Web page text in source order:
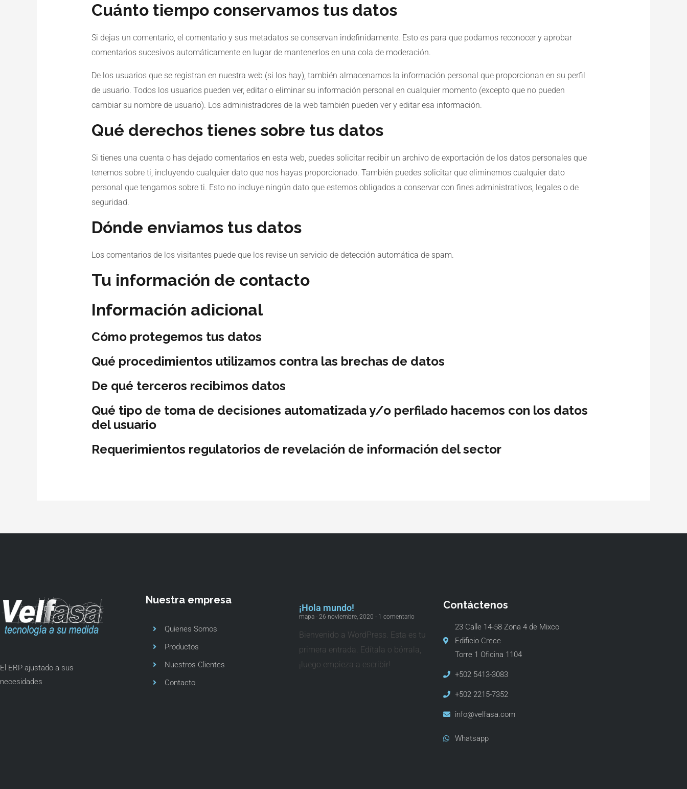
Cuánto tiempo conservamos tus datos
Si dejas un comentario, el comentario y sus metadatos se conservan indefinidamente. Esto es para que podamos reconocer y aprobar
comentarios sucesivos automáticamente en lugar de mantenerlos en una cola de moderación.
De los usuarios que se registran en nuestra web (si los hay), también almacenamos la información personal que proporcionan en su perfil
de usuario. Todos los usuarios pueden ver, editar o eliminar su información personal en cualquier momento (excepto que no pueden
cambiar su nombre de usuario). Los administradores de la web también pueden ver y editar esa información.
Qué derechos tienes sobre tus datos
Si tienes una cuenta o has dejado comentarios en esta web, puedes solicitar recibir un archivo de exportación de los datos personales que
tenemos sobre ti, incluyendo cualquier dato que nos hayas proporcionado. También puedes solicitar que eliminemos cualquier dato
personal que tengamos sobre ti. Esto no incluye ningún dato que estemos obligados a conservar con fines administrativos, legales o de
seguridad.
Dónde enviamos tus datos
Los comentarios de los visitantes puede que los revise un servicio de detección automática de spam.
Tu información de contacto
Información adicional
Cómo protegemos tus datos
Qué procedimientos utilizamos contra las brechas de datos
De qué terceros recibimos datos
Qué tipo de toma de decisiones automatizada y/o perfilado hacemos con los datos
del usuario
Requerimientos regulatorios de revelación de información del sector
El ERP ajustado a sus
necesidades
Nuestra empresa
Quienes Somos
Productos
Nuestros Clientes
Contacto
¡Hola mundo!
mapa 26 noviembre, 2020 1 comentario
Bienvenido a WordPress. Esta es tu
primera entrada. Edítala o bórrala,
¡luego empieza a escribir!
Contáctenos
23 Calle 14-58 Zona 4 de Mixco
Edificio Crece
Torre 1 Oficina 1104
+502 5413-3083
+502 2215-7352
info@velfasa.com
Whatsapp